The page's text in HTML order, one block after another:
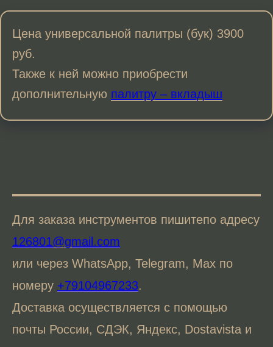
Цена универсальной палитры (бук) 3900
руб.
Также к ней можно приобрести
дополнительную палитру – вкладыш
Для заказа инструментов пишитепо адресу
126801@gmail.com
или через WhatsApp, Telegram, Max по
номеру +79104967233.
Доставка осуществляется с помощью
почты России, СДЭК, Яндекс, Dostavista и